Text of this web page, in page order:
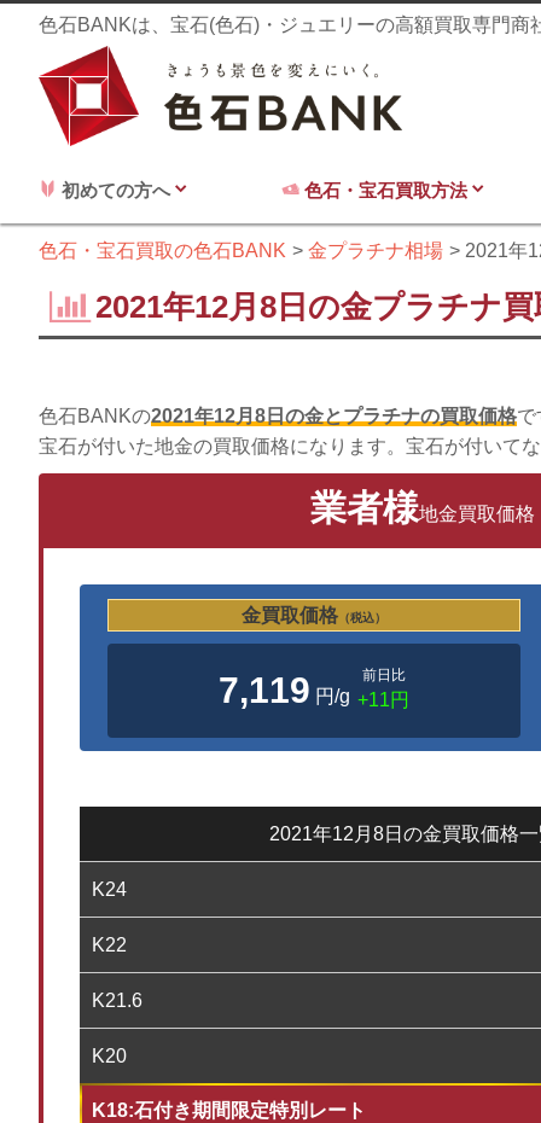
色石BANKは、宝石(色石)・ジュエリーの高額買取専門商
初めての方へ 色石・宝石買取方法
色石・宝石買取の色石BANK 金プラチナ相場 2021年
2021年12月8日の金プラチナ
色石BANKの2021年12月8日の金とプラチナの買取価格で
宝石が付いた地金の買取価格になります。宝石が付いて
業者様地金買取価格
金買取価格（税込）
7,119 円/g
前日比
+11円
2021年12月8日の金買取価格一
K24
K22
K21.6
K20
K18:石付き期間限定特別レート